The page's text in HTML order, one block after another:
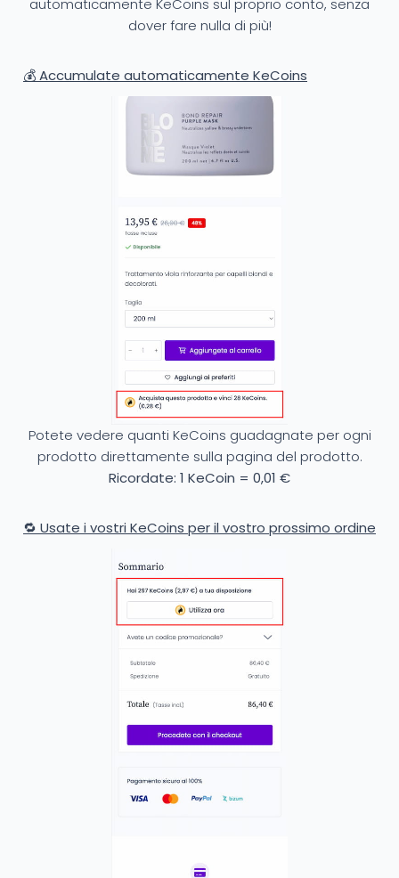
dover fare nulla di più!
💰 Accumulate automaticamente KeCoins
Potete vedere quanti KeCoins guadagnate per ogni
prodotto direttamente sulla pagina del prodotto.
Ricordate: 1 KeCoin = 0,01 €
🔁 Usate i vostri KeCoins per il vostro prossimo ordine